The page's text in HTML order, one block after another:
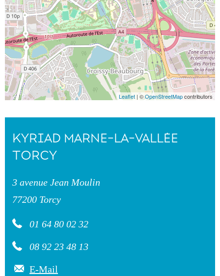
Leaflet | ©OpenStreetMapcontributors
KYRIAD MARNE-LA-VALLÉE
TORCY
3 avenue Jean Moulin
77200 Torcy
01 64 80 02 32
08 92 23 48 13
E-Mail